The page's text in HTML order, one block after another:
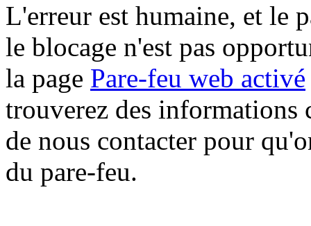
L'erreur est humaine, et le
le blocage n'est pas
la page Pare-feu web activé
trouverez des informations
de nous contacter pour
du pare-feu.